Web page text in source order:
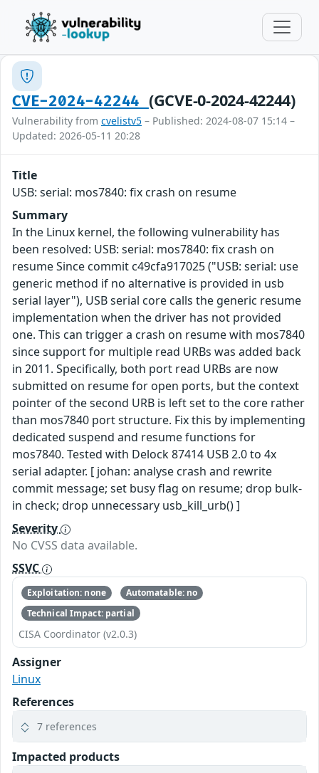
CVE-2024-42244 (GCVE-0-2024-42244)
Vulnerability from cvelistv5 – Published: 2024-08-07 15:14 –
Updated: 2026-05-11 20:28
Title
USB: serial: mos7840: fix crash on resume
Summary
In the Linux kernel, the following vulnerability has
been resolved: USB: serial: mos7840: fix crash on
resume Since commit c49cfa917025 ("USB: serial: use
generic method if no alternative is provided in usb
serial layer"), USB serial core calls the generic resume
implementation when the driver has not provided
one. This can trigger a crash on resume with mos7840
since support for multiple read URBs was added back
in 2011. Specifically, both port read URBs are now
submitted on resume for open ports, but the context
pointer of the second URB is left set to the core rather
than mos7840 port structure. Fix this by implementing
dedicated suspend and resume functions for
mos7840. Tested with Delock 87414 USB 2.0 to 4x
serial adapter. [ johan: analyse crash and rewrite
commit message; set busy flag on resume; drop bulk-
in check; drop unnecessary usb_kill_urb() ]
Severity
No CVSS data available.
SSVC
Exploitation: none
Automatable: no
Technical Impact: partial
CISA Coordinator (v2.0.3)
Assigner
Linux
References
7 references
Impacted products